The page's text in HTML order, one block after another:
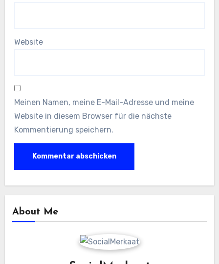
Website
Meinen Namen, meine E-Mail-Adresse und meine
Website in diesem Browser für die nächste
Kommentierung speichern.
About Me